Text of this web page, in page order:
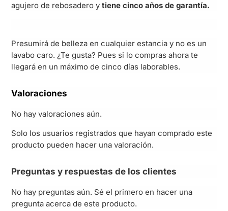
agujero de rebosadero ytiene cinco años de garantía.
Presumirá de belleza en cualquier estancia y no es un
lavabo caro. ¿Te gusta? Pues si lo compras ahora te
llegará en un máximo de cinco días laborables.
Valoraciones
No hay valoraciones aún.
Solo los usuarios registrados que hayan comprado este
producto pueden hacer una valoración.
Preguntas y respuestas de los clientes
No hay preguntas aún. Sé el primero en hacer una
pregunta acerca de este producto.